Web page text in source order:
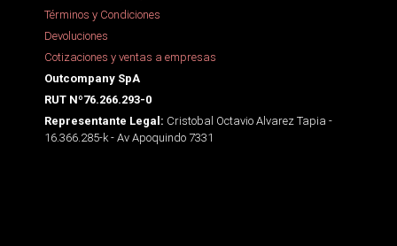
Términos y Condiciones
Devoluciones
Cotizaciones y ventas a empresas
Outcompany SpA
RUT Nº76.266.293-0
Representante Legal: Cristobal Octavio Alvarez Tapia -
16.366.285-k - Av Apoquindo 7331